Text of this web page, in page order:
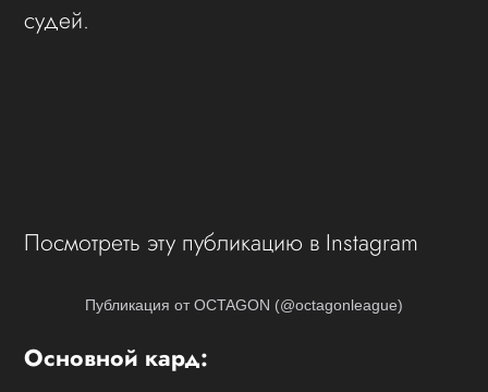
судей.
Посмотреть эту публикацию в Instagram
Публикация от OCTAGON (@octagonleague)
Основной кард: